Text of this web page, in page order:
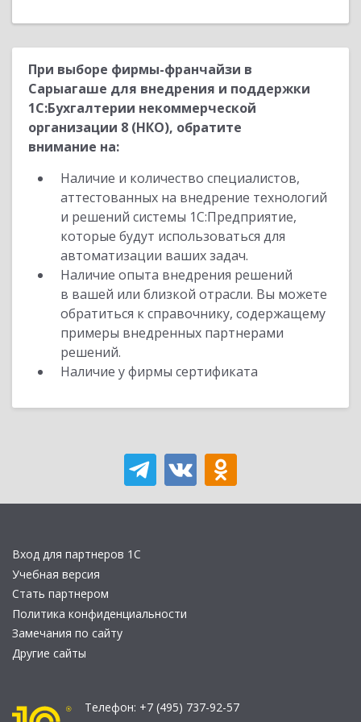
При выборе фирмы-франчайзи в
Сарыагаше для внедрения и поддержки
1С:Бухгалтерии некоммерческой
организации 8 (НКО), обратите
внимание на:
Наличие и количество специалистов,
аттестованных на внедрение технологий
и решений системы 1С:Предприятие,
которые будут использоваться для
автоматизации ваших задач.
Наличие опыта внедрения решений
в вашей или близкой отрасли. Вы можете
обратиться к справочнику, содержащему
примеры внедренных партнерами
решений.
Наличие у фирмы сертификата
Вход для партнеров 1С
Учебная версия
Стать партнером
Политика конфиденциальности
Замечания по сайту
Другие сайты
Телефон: +7 (495) 737-92-57